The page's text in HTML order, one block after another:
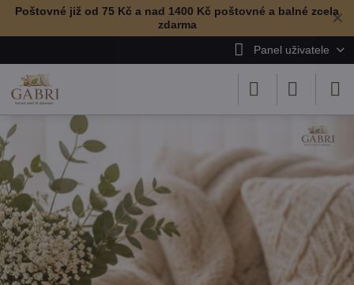
✕
Poštovné již od 75 Kč a nad 1400 Kč poštovné a balné zcela
zdarma
Panel uživatele